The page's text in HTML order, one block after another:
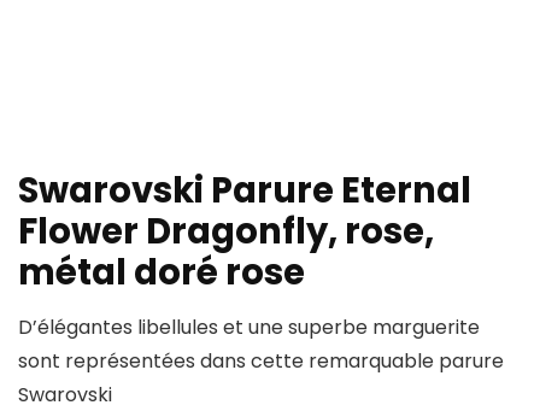
Swarovski Parure Eternal
Flower Dragonfly, rose,
métal doré rose
D’élégantes libellules et une superbe marguerite
sont représentées dans cette remarquable parure
Swarovski